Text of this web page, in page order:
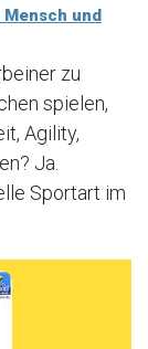
und
zu
spielen,
Agility,
Ja.
Sportart im